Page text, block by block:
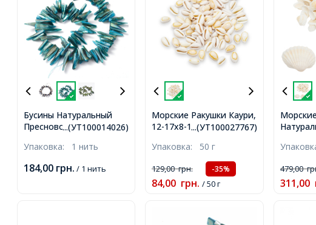
...(УТ100014026)
Бусины Натуральный
Пресноводый
Клык, Синий, 20-40x4-
1мм, около 68шт/нить,
Упаковка: 1 нить
184,00 грн. / 1 нить
...(УТ100027767)
Морские Ракушки Каури,
12-17х8-11х6-9мм, без
100шт/50г,
Упаковка: 50 г
129,00грн. -35%
84,00 грн. / 50 г
479,00
311,00